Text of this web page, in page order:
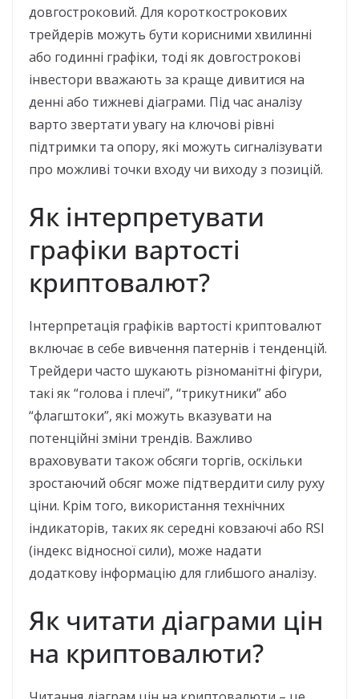
довгостроковий. Для короткострокових
трейдерів можуть бути корисними хвилинні
або годинні графіки, тоді як довгострокові
інвестори вважають за краще дивитися на
денні або тижневі діаграми. Під час аналізу
варто звертати увагу на ключові рівні
підтримки та опору, які можуть сигналізувати
про можливі точки входу чи виходу з позицій.
Як інтерпретувати
графіки вартості
криптовалют?
Інтерпретація графіків вартості криптовалют
включає в себе вивчення патернів і тенденцій.
Трейдери часто шукають різноманітні фігури,
такі як “голова і плечі”, “трикутники” або
“флагштоки”, які можуть вказувати на
потенційні зміни трендів. Важливо
враховувати також обсяги торгів, оскільки
зростаючий обсяг може підтвердити силу руху
ціни. Крім того, використання технічних
індикаторів, таких як середні ковзаючі або RSI
(індекс відносної сили), може надати
додаткову інформацію для глибшого аналізу.
Як читати діаграми цін
на криптовалюти?